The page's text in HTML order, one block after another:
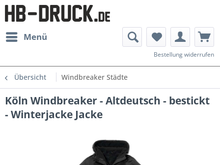
Menü
Bestellung widerrufen
Übersicht Windbreaker Städte
Köln Windbreaker - Altdeutsch - bestickt
- Winterjacke Jacke